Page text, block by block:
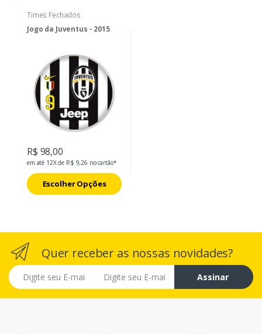
Times Fechados
Jogo da Juventus - 2015
R$ 98,00
em até 12X de R$ 9,26 no cartão*
Escolher Opções
Quer receber as nossas novidades?
E-mail
Assinar